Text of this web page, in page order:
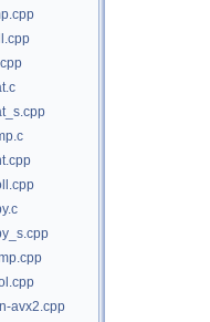
avx2.cpp